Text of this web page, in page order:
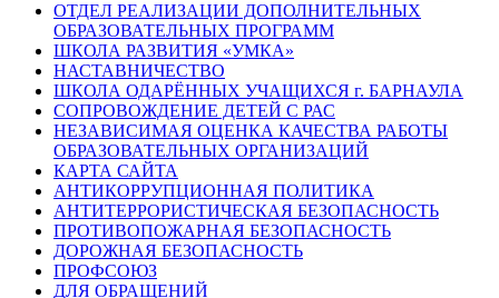
ОТДЕЛ РЕАЛИЗАЦИИ ДОПОЛНИТЕЛЬНЫХ
ОБРАЗОВАТЕЛЬНЫХ ПРОГРАММ
ШКОЛА РАЗВИТИЯ «УМКА»
НАСТАВНИЧЕСТВО
ШКОЛА ОДАРЁННЫХ УЧАЩИХСЯ г. БАРНАУЛА
СОПРОВОЖДЕНИЕ ДЕТЕЙ С РАС
НЕЗАВИСИМАЯ ОЦЕНКА КАЧЕСТВА РАБОТЫ
ОБРАЗОВАТЕЛЬНЫХ ОРГАНИЗАЦИЙ
КАРТА САЙТА
АНТИКОРРУПЦИОННАЯ ПОЛИТИКА
АНТИТЕРРОРИСТИЧЕСКАЯ БЕЗОПАСНОСТЬ
ПРОТИВОПОЖАРНАЯ БЕЗОПАСНОСТЬ
ДОРОЖНАЯ БЕЗОПАСНОСТЬ
ПРОФСОЮЗ
ДЛЯ ОБРАЩЕНИЙ